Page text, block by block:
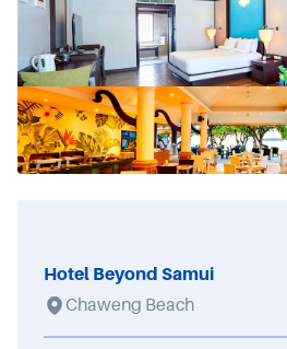
Hotel Beyond Samui
Chaweng Beach